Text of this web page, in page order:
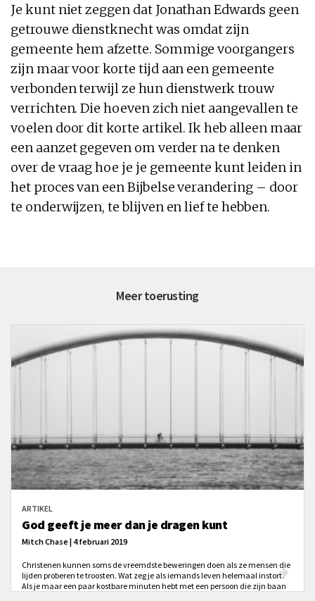
Je kunt niet zeggen dat Jonathan Edwards geen
getrouwe dienstknecht was omdat zijn
gemeente hem afzette. Sommige voorgangers
zijn maar voor korte tijd aan een gemeente
verbonden terwijl ze hun dienstwerk trouw
verrichten. Die hoeven zich niet aangevallen te
voelen door dit korte artikel. Ik heb alleen maar
een aanzet gegeven om verder na te denken
over de vraag hoe je je gemeente kunt leiden in
het proces van een Bijbelse verandering – door
te onderwijzen, te blijven en lief te hebben.
Meer toerusting
ARTIKEL
God geeft je meer dan je dragen kunt
Mitch Chase | 4 februari 2019
Christenen kunnen soms de vreemdste beweringen doen als ze mensen die
lijden proberen te troosten. Wat zeg je als iemands leven helemaal instort?
Als je maar een paar kostbare minuten hebt met een persoon die zijn baan